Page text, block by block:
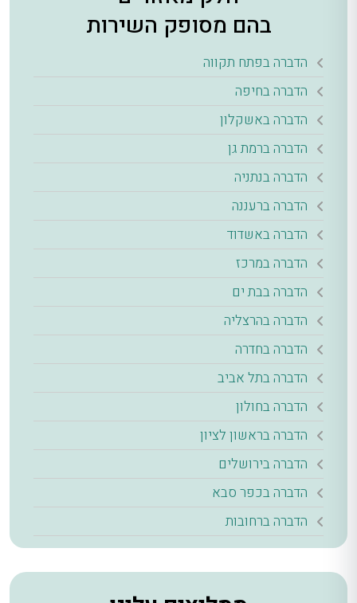
בהם מסופק השירות
הדברה בפתח תקווה
הדברה בחיפה
הדברה באשקלון
הדברה ברמת גן
הדברה בנתניה
הדברה ברעננה
הדברה באשדוד
הדברה במרכז
הדברה בבת ים
הדברה בהרצליה
הדברה בחדרה
הדברה בתל אביב
הדברה בחולון
הדברה בראשון לציון
הדברה בירושלים
הדברה בכפר סבא
הדברה ברחובות